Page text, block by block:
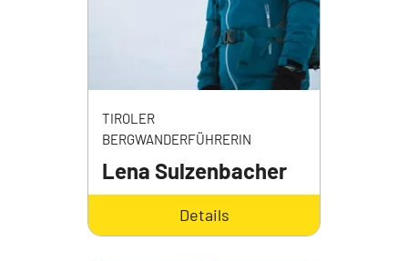
TIROLER
BERGWANDERFÜHRERIN
Lena Sulzenbacher
Details